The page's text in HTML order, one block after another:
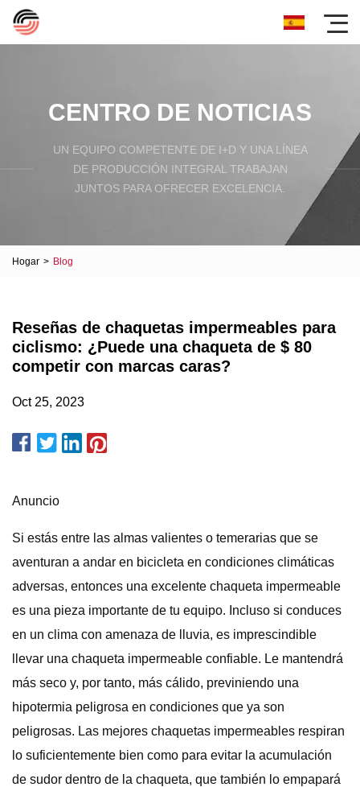
CENTRO DE NOTICIAS
UN EQUIPO COMPETENTE DE I+D Y UNA LÍNEA
DE PRODUCCIÓN INTEGRAL TRABAJAN
JUNTOS PARA OFRECER EXCELENCIA.
Hogar > Blog
Reseñas de chaquetas impermeables para
ciclismo: ¿Puede una chaqueta de $ 80
competir con marcas caras?
Oct 25, 2023
Anuncio
Si estás entre las almas valientes o temerarias que se
aventuran a andar en bicicleta en condiciones climáticas
adversas, entonces una excelente chaqueta impermeable
es una pieza importante de tu equipo. Incluso si conduces
en un clima con amenaza de lluvia, es imprescindible
llevar una chaqueta impermeable confiable. Le mantendrá
más seco y, por tanto, más cálido, previniendo una
hipotermia peligrosa en condiciones que ya son
peligrosas. Las mejores chaquetas impermeables respiran
lo suficientemente bien como para evitar la acumulación
de sudor dentro de la chaqueta, que también lo empapará